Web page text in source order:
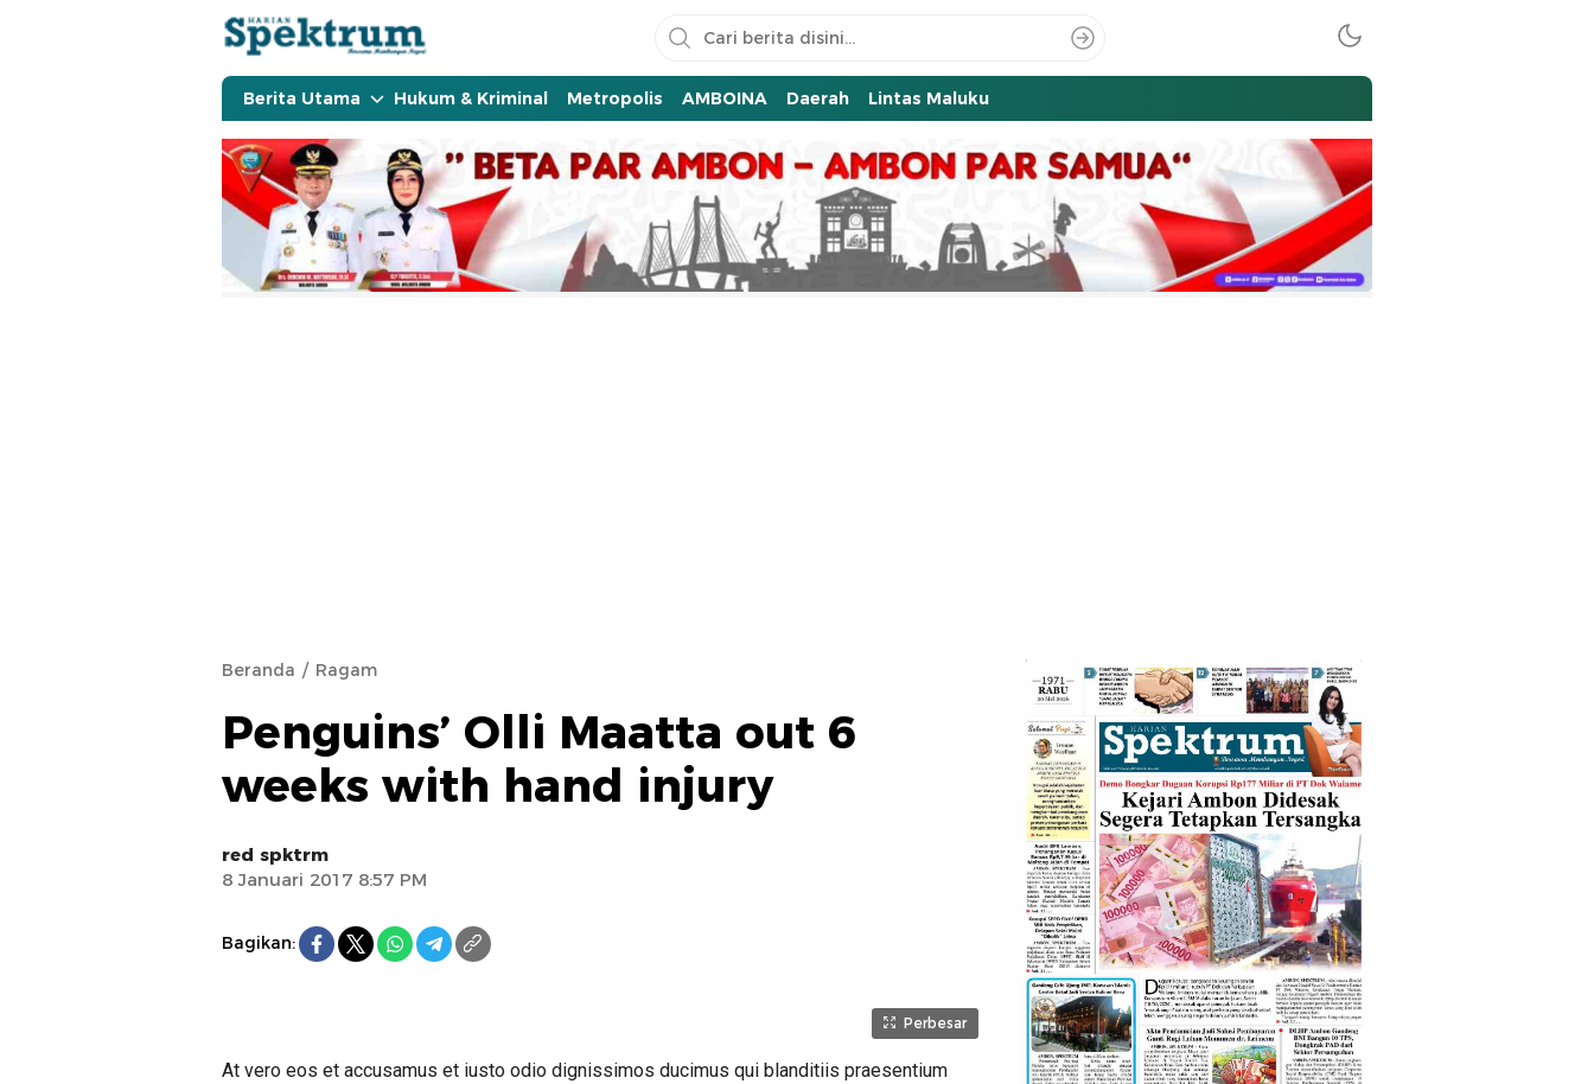
spektrumonline.com
Berita Utama Hukum & Kriminal Metropolis AMBOINA Daerah Lintas Maluku
Beranda Ragam
Penguins’ Olli Maatta out 6
weeks with hand injury
red spktrm
8 Januari 2017 8:57 PM
Bagikan:
Perbesar
At vero eos et accusamus et iusto odio dignissimos ducimus qui blanditiis praesentium